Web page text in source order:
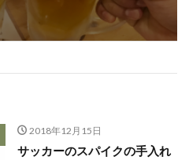
2018年12月15日
サッカーのスパイクの手入れ